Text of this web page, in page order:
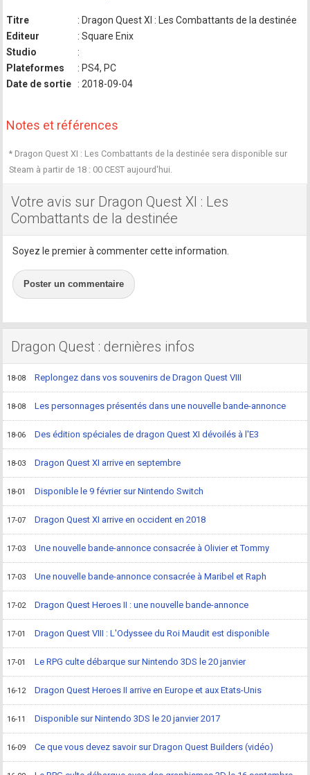
Titre
: Dragon Quest XI : Les Combattants de la destinée
Editeur
: Square Enix
Studio
:
Plateformes
: PS4, PC
Date de sortie
: 2018-09-04
Notes et références
* Dragon Quest XI : Les Combattants de la destinée sera disponible sur
Steam à partir de 18 : 00 CEST aujourd'hui.
Votre avis sur Dragon Quest XI : Les
Combattants de la destinée
Soyez le premier à commenter cette information.
Poster un commentaire
Dragon Quest : dernières infos
18-08 Replongez dans vos souvenirs de Dragon Quest VIII
18-08 Les personnages présentés dans une nouvelle bande-annonce
18-06 Des édition spéciales de dragon Quest XI dévoilés à l'E3
18-03 Dragon Quest XI arrive en septembre
18-01 Disponible le 9 février sur Nintendo Switch
17-07 Dragon Quest XI arrive en occident en 2018
17-03 Une nouvelle bande-annonce consacrée à Olivier et Tommy
17-03 Une nouvelle bande-annonce consacrée à Maribel et Raph
17-02 Dragon Quest Heroes II : une nouvelle bande-annonce
17-01 Dragon Quest VIII : L'Odyssee du Roi Maudit est disponible
17-01 Le RPG culte débarque sur Nintendo 3DS le 20 janvier
16-12 Dragon Quest Heroes II arrive en Europe et aux Etats-Unis
16-11 Disponible sur Nintendo 3DS le 20 janvier 2017
16-09 Ce que vous devez savoir sur Dragon Quest Builders (vidéo)